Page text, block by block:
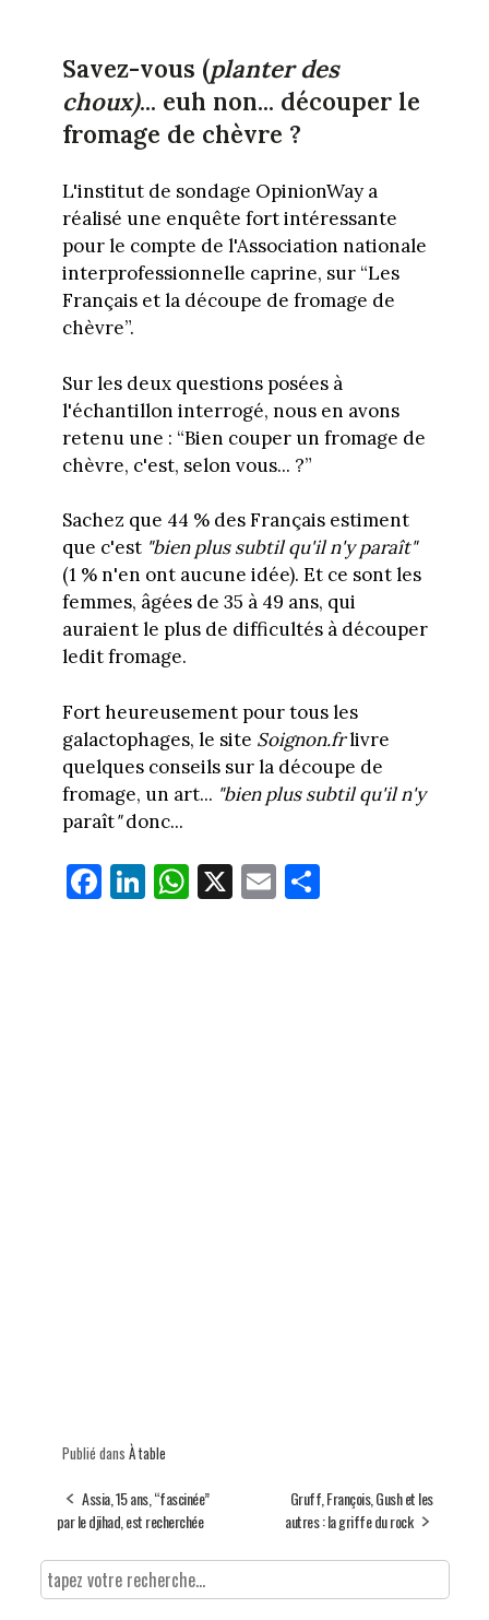
Savez-vous (planter des
choux)... euh non... découper le
fromage de chèvre ?
L'institut de sondage OpinionWay a
réalisé une enquête fort intéressante
pour le compte de l'Association nationale
interprofessionnelle caprine, sur “Les
Français et la découpe de fromage de
chèvre”.
Sur les deux questions posées à
l'échantillon interrogé, nous en avons
retenu une : “Bien couper un fromage de
chèvre, c'est, selon vous... ?”
Sachez que 44 % des Français estiment
que c'est "bien plus subtil qu'il n'y paraît"
(1 % n'en ont aucune idée). Et ce sont les
femmes, âgées de 35 à 49 ans, qui
auraient le plus de difficultés à découper
ledit fromage.
Fort heureusement pour tous les
galactophages, le site Soignon.frlivre
quelques conseils sur la découpe de
fromage, un art... "bien plus subtil qu'il n'y
paraît"donc...
Fa
ce
Li
nk
W
ha
X E
m
Pa
Publié dans À table
Assia, 15 ans, “fascinée”
par le djihad, est recherchée
Gruff, François, Gush et les
autres : la griffe du rock